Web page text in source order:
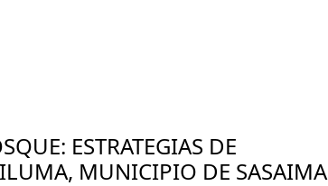
ESTRATEGIAS DE
MUNICIPIO DE SASAIMA